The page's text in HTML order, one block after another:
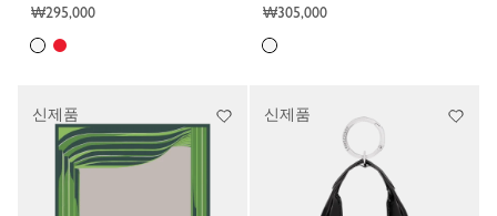
₩295,000 ₩305,000
신제품 신제품